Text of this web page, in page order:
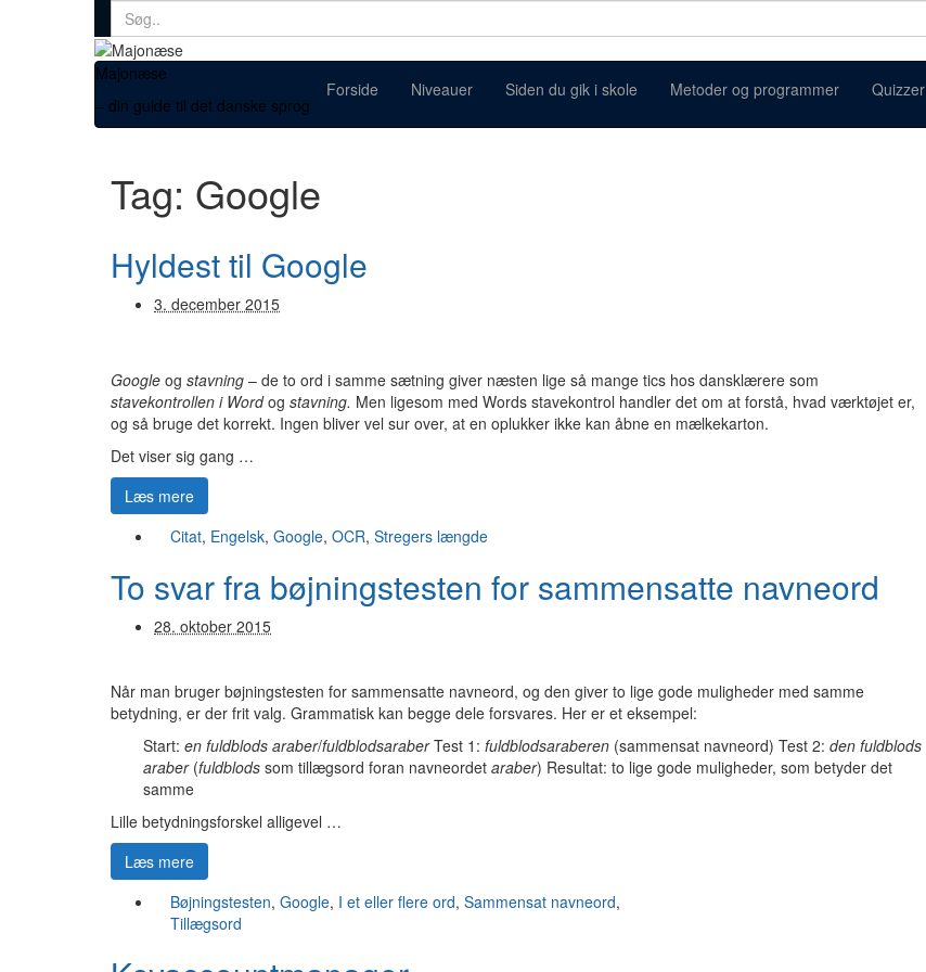
Search
for:
Majonæse
– din guide til det danske sprog
Forside Niveauer Siden du gik i skole Metoder og programmer Quizzer
Tag: Google
Hyldest til Google
3. december 2015
Google og stavning – de to ord i samme sætning giver næsten lige så mange tics hos dansklærere som
stavekontrollen i Wordog stavning. Men ligesom med Words stavekontrol handler det om at forstå, hvad værktøjet er,
og så bruge det korrekt. Ingen bliver vel sur over, at en oplukker ikke kan åbne en mælkekarton.
Det viser sig gang …
Læs mere
Citat, Engelsk, Google, OCR, Stregers længde
To svar fra bøjningstesten for sammensatte navneord
28. oktober 2015
Når man bruger bøjningstesten for sammensatte navneord, og den giver to lige gode muligheder med samme
betydning, er der frit valg. Grammatisk kan begge dele forsvares. Her er et eksempel:
Start: en fuldblods araber/fuldblodsaraberTest 1: fuldblodsaraberen (sammensat navneord) Test 2: den fuldblods
araber(fuldblods som tillægsord foran navneordet araber) Resultat: to lige gode muligheder, som betyder det
samme
Lille betydningsforskel alligevel …
Læs mere
Bøjningstesten, Google, I et eller flere ord, Sammensat navneord,
Tillægsord